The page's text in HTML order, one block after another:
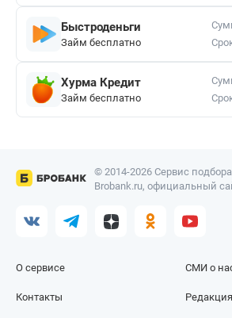
Быстроденьги
Займ бесплатно
Хурма Кредит
Займ бесплатно
© 2014-2026 Сервис
Brobank.ru, официальный
О сервисе
Контакты
СМИ о
Редакция